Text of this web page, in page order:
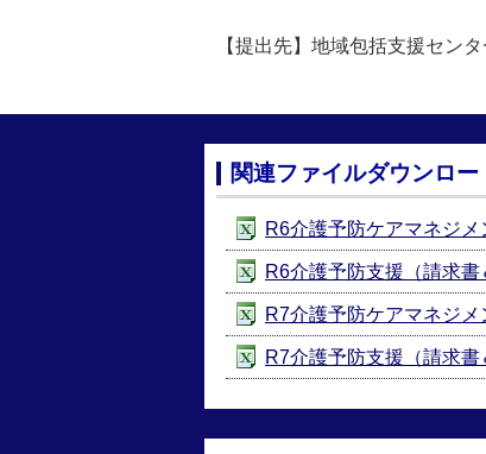
【提出先】地域包括支援センタ
関連ファイルダウンロー
R6介護予防ケアマネジ
R6介護予防支援（請求
R7介護予防ケアマネジ
R7介護予防支援（請求